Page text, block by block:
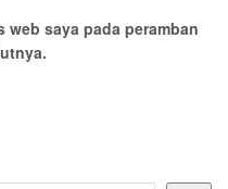
web saya pada peramban